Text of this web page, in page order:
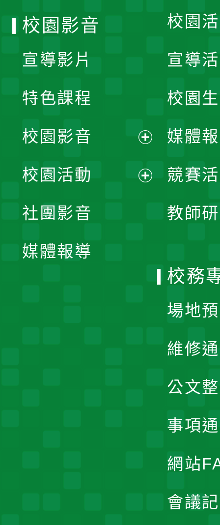
校園
宣導
校園
媒體
競賽
教師
校園影音
宣導影片
特色課程
校園影音
開
校園活動
社團影音
媒體報導
校務
場地
維修
公文
事項
網站
會議